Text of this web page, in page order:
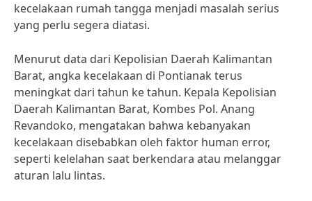
kecelakaan rumah tangga menjadi masalah serius
yang perlu segera diatasi.
Menurut data dari Kepolisian Daerah Kalimantan
Barat, angka kecelakaan di Pontianak terus
meningkat dari tahun ke tahun. Kepala Kepolisian
Daerah Kalimantan Barat, Kombes Pol. Anang
Revandoko, mengatakan bahwa kebanyakan
kecelakaan disebabkan oleh faktor human error,
seperti kelelahan saat berkendara atau melanggar
aturan lalu lintas.